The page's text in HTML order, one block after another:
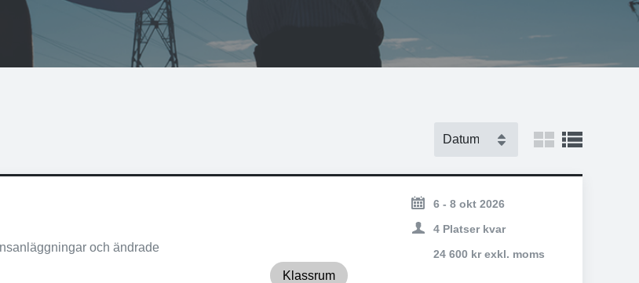
och ändrade
Klassrum
6 - 8 okt 2026
4 Platser kvar
24 600 kr exkl. moms